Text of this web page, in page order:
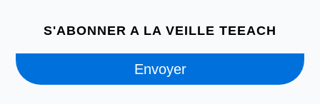
S'ABONNER A LA VEILLE TEEACH
Envoyer